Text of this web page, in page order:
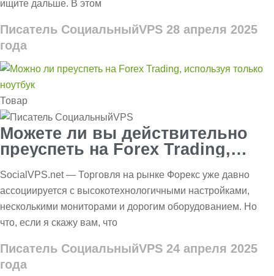
ищите дальше. В этом
Писатель СоциальныйVPS 28 апреля 2025
года
Товар
Можете ли вы действительно
преуспеть на Forex Trading,
SocialVPS.net — Торговля на рынке Форекс уже давно
ассоциируется с высокотехнологичными настройками,
несколькими мониторами и дорогим оборудованием. Но
что, если я скажу вам, что
Писатель СоциальныйVPS 24 апреля 2025
года